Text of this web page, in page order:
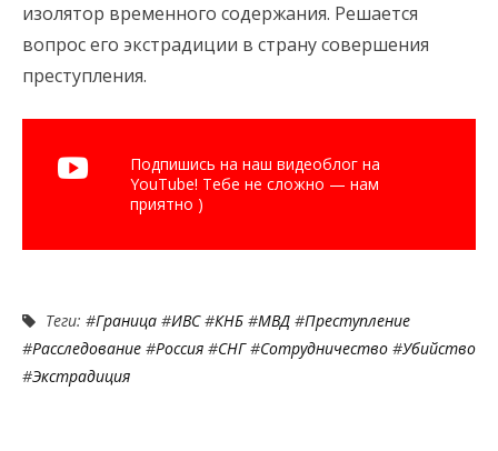
изолятор временного содержания. Решается
вопрос его экстрадиции в страну совершения
преступления.
Подпишись на наш видеоблог на
YouTube! Тебе не сложно — нам
приятно )
Теги: #Граница #ИВС#КНБ #МВД #Преступление
#Расследование #Россия #СНГ#Сотрудничество #Убийство
#Экстрадиция